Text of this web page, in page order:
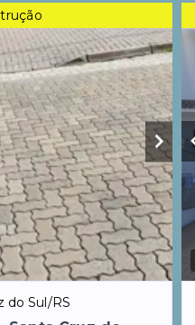
do Sul/RS